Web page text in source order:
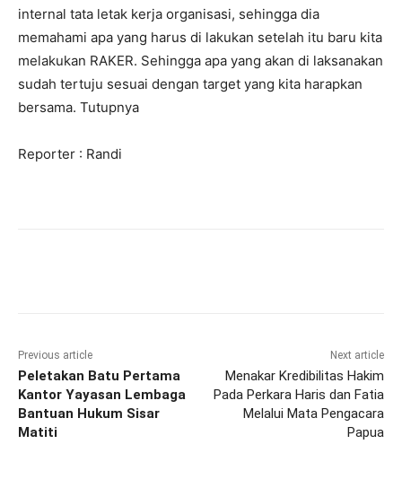
internal tata letak kerja organisasi, sehingga dia
memahami apa yang harus di lakukan setelah itu baru kita
melakukan RAKER. Sehingga apa yang akan di laksanakan
sudah tertuju sesuai dengan target yang kita harapkan
bersama. Tutupnya
Reporter : Randi
Previous article
Peletakan Batu Pertama
Kantor Yayasan Lembaga
Bantuan Hukum Sisar
Matiti
Next article
Menakar Kredibilitas Hakim
Pada Perkara Haris dan Fatia
Melalui Mata Pengacara
Papua